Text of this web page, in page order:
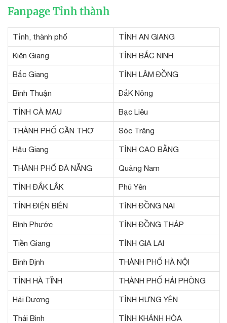
Fanpage Tỉnh thành
Tỉnh, thành phố TỈNH AN GIANG
Kiên Giang TỈNH BẮC NINH
Bắc Giang TỈNH LÂM ĐỒNG
Bình Thuận ĐắK Nông
TỈNH CÀ MAU Bạc Liêu
THÀNH PHỐ CẦN THƠ Sóc Trăng
Hậu Giang TỈNH CAO BẰNG
THÀNH PHỐ ĐÀ NẴNG Quảng Nam
TỈNH ĐẮK LẮK Phú Yên
TỈNH ĐIỆN BIÊN TỉNH ĐỒNG NAI
Bình Phước TỈNH ĐỒNG THÁP
Tiền Giang TỈNH GIA LAI
Bình Định THÀNH PHỐ HÀ NỘI
TỈNH HÀ TĨNH THÀNH PHỐ HẢI PHÒNG
Hải Dương TỈNH HƯNG YÊN
Thái Bình TỈNH KHÁNH HÒA